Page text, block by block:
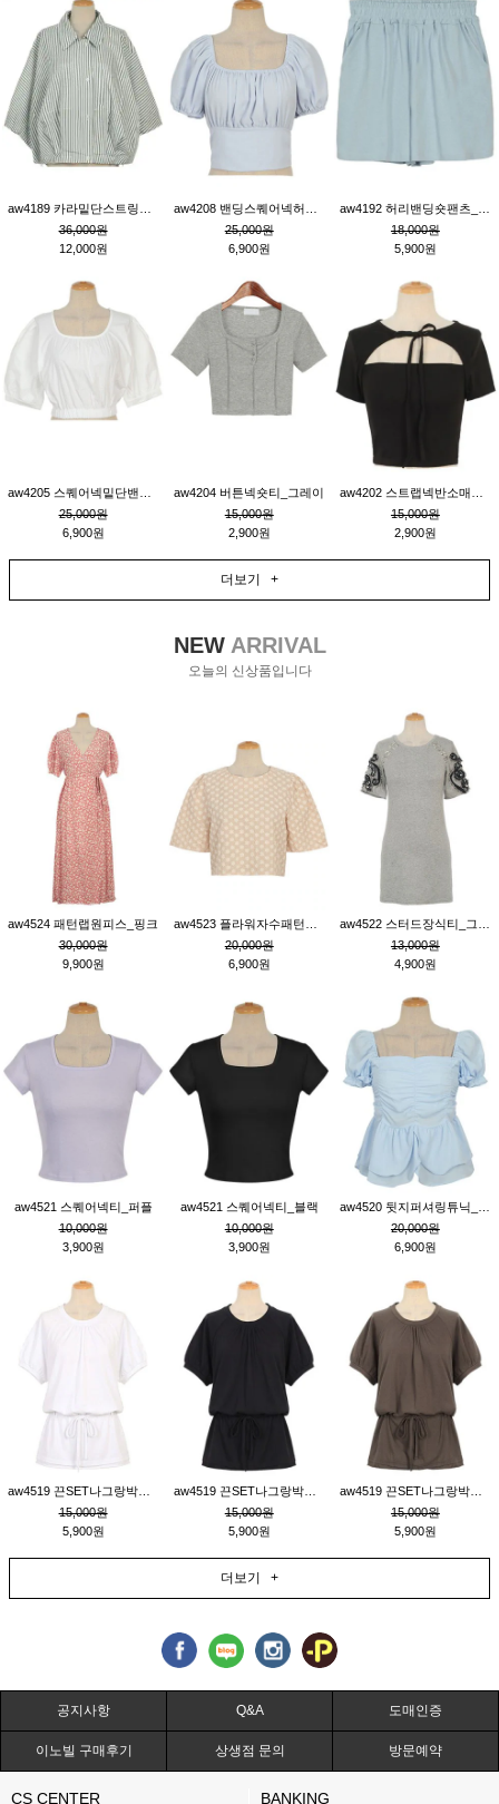
36,000원
12,000원
25,000원
6,900원
18,000원
5,900원
25,000원
6,900원
aw4204 버튼넥숏티_그레이
15,000원
2,900원
15,000원
2,900원
더보기 +
NEWARRIVAL
오늘의 신상품입니다
aw4524 패턴랩원피스_핑크
30,000원
9,900원
20,000원
6,900원
13,000원
4,900원
aw4521 스퀘어넥티_퍼플
10,000원
3,900원
aw4521 스퀘어넥티_블랙
10,000원
3,900원
20,000원
6,900원
15,000원
5,900원
15,000원
5,900원
15,000원
5,900원
더보기 +
공지사항 Q&A 도매인증
이노빌 구매후기 상생점 문의 방문예약
CS CENTER BANKING